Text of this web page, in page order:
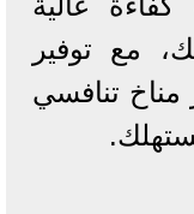
مع توفير
مناخ تنافسي